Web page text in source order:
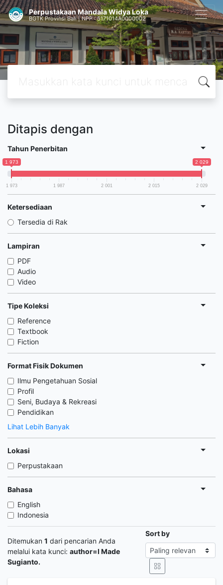
Perpustakaan Mandala Widya Loka
BGTK Provinsi Bali | NPP : 5171014A0000002
Ditapis dengan
Tahun Penerbitan
1 973 2 029
1 973 1 987 2 001 2 015 2 029
Ketersediaan
Tersedia di Rak
Lampiran
PDF
Audio
Video
Tipe Koleksi
Reference
Textbook
Fiction
Format Fisik Dokumen
Ilmu Pengetahuan Sosial
Profil
Seni, Budaya & Rekreasi
Pendidikan
Lihat Lebih Banyak
Lokasi
Perpustakaan
Bahasa
English
Indonesia
Ditemukan 1 dari pencarian Anda
melalui kata kunci: author=I Made
Sugianto.
Sort by